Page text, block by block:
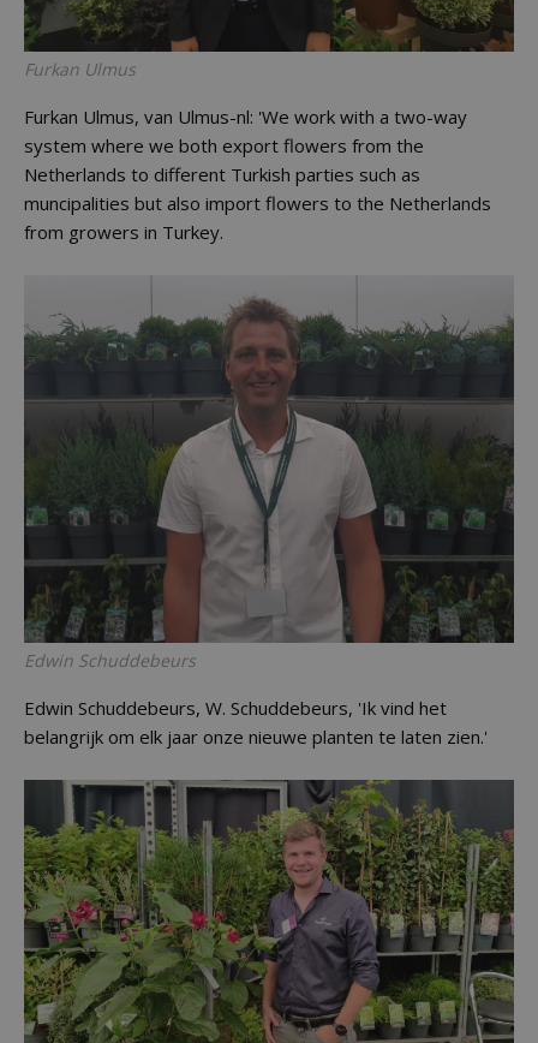
Furkan Ulmus
Furkan Ulmus, van Ulmus-nl: 'We work with a two-way
system where we both export flowers from the
Netherlands to different Turkish parties such as
muncipalities but also import flowers to the Netherlands
from growers in Turkey.
Edwin Schuddebeurs
Edwin Schuddebeurs, W. Schuddebeurs, 'Ik vind het
belangrijk om elk jaar onze nieuwe planten te laten zien.'